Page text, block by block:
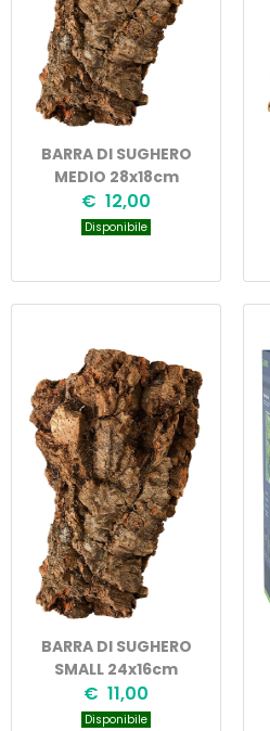
BARRA DI SUGHERO
MEDIO 28x18cm
€ 12,00
Disponibile
BARRA DI SUGHERO
SMALL 24x16cm
€ 11,00
Disponibile